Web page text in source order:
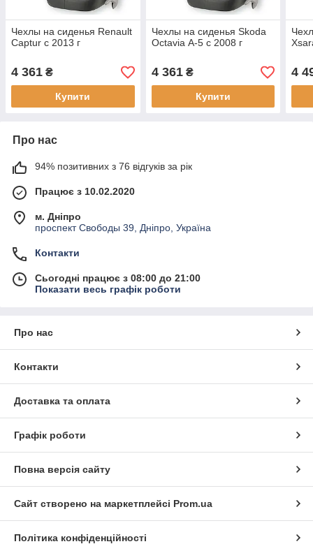
Чехлы на сиденья Renault
Captur с 2013 г
4 361 ₴
Купити
Чехлы на сиденья Skoda
Octavia А-5 с 2008 г
4 361₴
Купити
4
Про нас
94% позитивних з 76 відгуків за рік
Працює з 10.02.2020
м. Дніпро
проспект Свободы 39, Дніпро, Україна
Контакти
Сьогодні працює з 08:00 до 21:00
Показати весь графік роботи
Про нас
Контакти
Доставка та оплата
Графік роботи
Повна версія сайту
Сайт створено на маркетплейсі Prom.ua
Політика конфіденційності